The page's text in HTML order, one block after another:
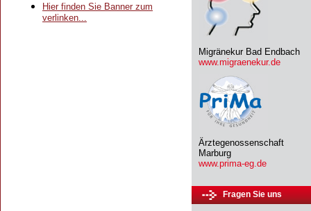
Hier finden Sie Banner zum
verlinken...
Migränekur Bad Endbach
www.migraenekur.de
Ärztegenossenschaft
Marburg
www.prima-eg.de
Fragen Sie uns